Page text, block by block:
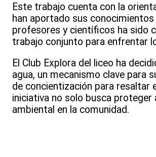
Este trabajo cuenta con la
han aportado sus
profesores y científicos ha sido
trabajo conjunto para enfrentar
El Club Explora del liceo ha
agua, un mecanismo clave para
de concientización para resaltar
iniciativa no solo busca proteger
ambiental en la comunidad.